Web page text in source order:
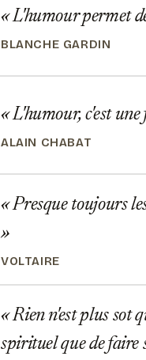
L'humour permet
BLANCHE GARDIN
L'humour, c'est une
ALAIN CHABAT
Presque toujours
VOLTAIRE
Rien n'est plus sot
spirituel que de faire